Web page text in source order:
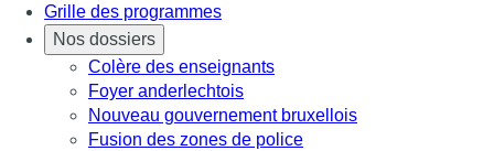
Grille des programmes
Nos dossiers
Colère des enseignants
Foyer anderlechtois
Nouveau gouvernement bruxellois
Fusion des zones de police